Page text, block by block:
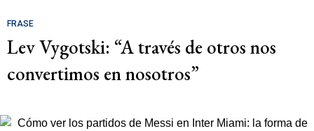
FRASE
Lev Vygotski: “A través de otros nos
convertimos en nosotros”